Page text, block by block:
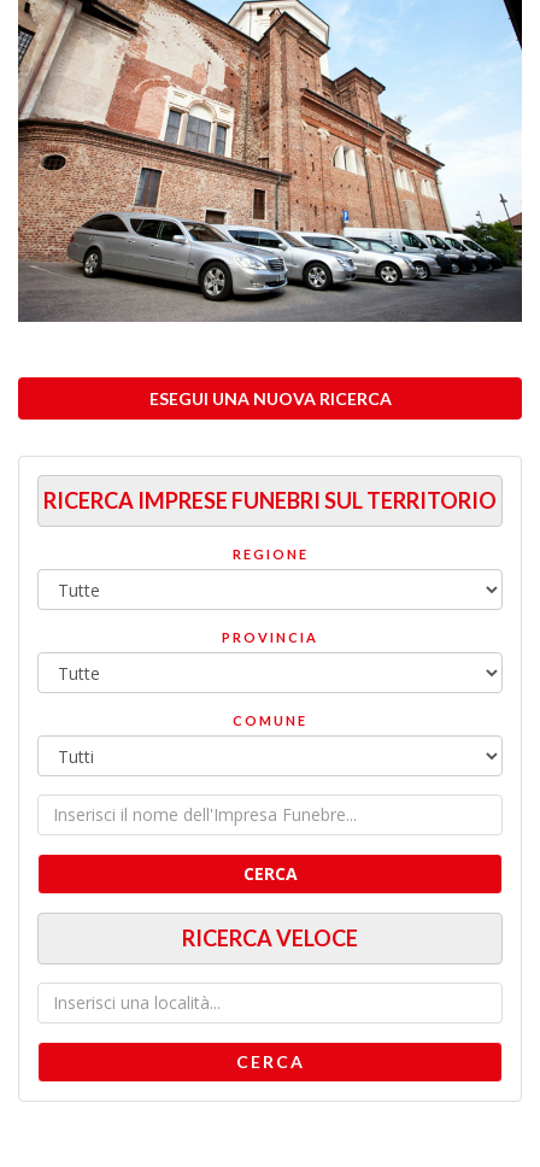
ESEGUI UNA NUOVA RICERCA
RICERCA IMPRESE FUNEBRI SUL TERRITORIO
REGIONE
PROVINCIA
COMUNE
CERCA
RICERCA VELOCE
CERCA